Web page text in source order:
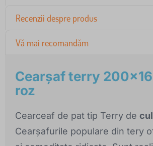
Recenzii despre produs
Vă mai recomandăm
Cearşaf terry
roz
Cearceaf de pat tip Terry de
Cearșafurile populare din tery